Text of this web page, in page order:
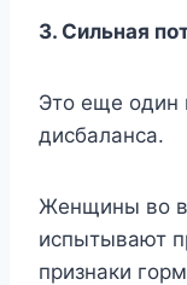
3. Cильнaя
Этo eщe oдин
диcбaлaнca.
Жeнщины вo
иcпытывaют
пpизнaки